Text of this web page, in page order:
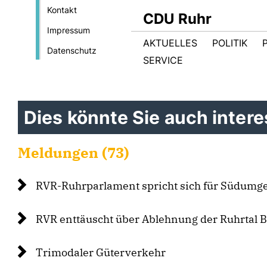
Kontakt
Impressum
Datenschutz
CDU Ruhr
AKTUELLES POLITIK
SERVICE
Dies könnte Sie auch
Meldungen (73)
RVR-Ruhrparlament spricht sich für
RVR enttäuscht über Ablehnung der Ruhrtal
Trimodaler Güterverkehr